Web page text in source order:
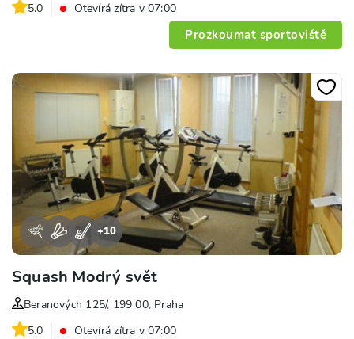
5.0
Otevírá zítra v 07:00
Prozkoumat sportoviště
+10
Squash Modrý svět
Beranových 125/, 199 00, Praha
5.0
Otevírá zítra v 07:00